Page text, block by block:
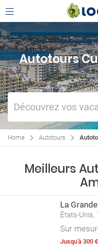
Autotours
Découvrez vos
Home Autotours
Meilleurs
La
États-Unis,
Sur
Jusqu'à 300